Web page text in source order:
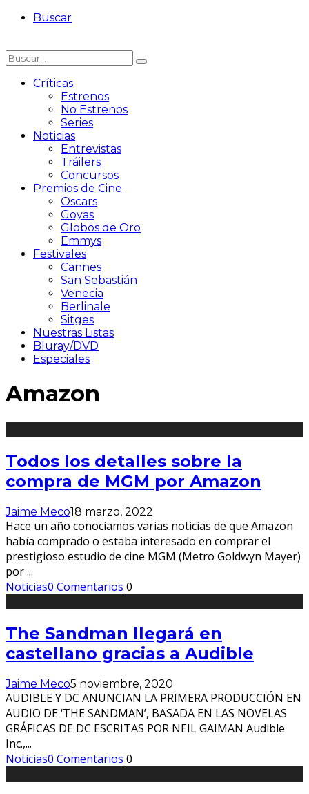
Buscar
Críticas
Estrenos
No Estrenos
Series
Noticias
Entrevistas
Tráilers
Concursos
Premios de Cine
Oscars
Goyas
Globos de Oro
Emmys
Festivales
Cannes
San Sebastián
Venecia
Berlinale
Sitges
Nuestras Listas
Bluray/DVD
Especiales
Amazon
Todos los detalles sobre la
compra de MGM por Amazon
Jaime Meco18 marzo, 2022
Hace un año conocíamos varias noticias de que Amazon
había comprado o estaba interesado en comprar el
prestigioso estudio de cine MGM (Metro Goldwyn Mayer)
por...
Noticias0 Comentarios 0
The Sandman llegará en
castellano gracias a Audible
Jaime Meco5 noviembre, 2020
AUDIBLE Y DC ANUNCIAN LA PRIMERA PRODUCCIÓN EN
AUDIO DE ‘THE SANDMAN’, BASADA EN LAS NOVELAS
GRÁFICAS DE DC ESCRITAS POR NEIL GAIMAN Audible
Inc.,...
Noticias0 Comentarios 0